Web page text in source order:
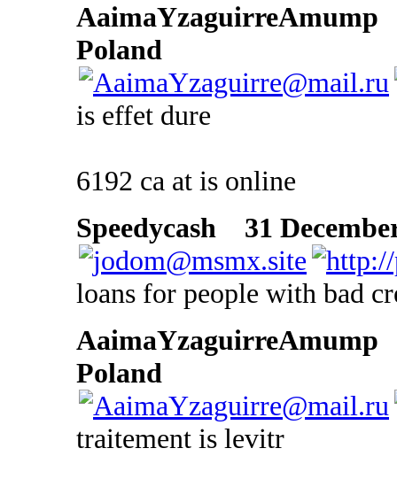
AaimaYzaguirreAmump
Poland
is effet dure
6192 ca at is online
Speedycash
31
loans for people with bad
AaimaYzaguirreAmump
Poland
traitement is levitr